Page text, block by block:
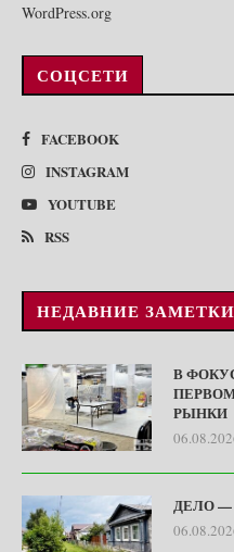
WordPress.org
СОЦСЕТИ
FACEBOOK
INSTAGRAM
YOUTUBE
RSS
НЕДАВНИЕ ЗАМЕТКИ
В
РЫНКИ
ДЕЛО